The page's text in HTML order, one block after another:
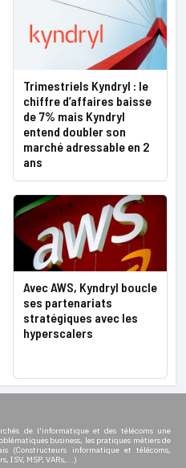
Trimestriels Kyndryl : le
chiffre d’affaires baisse
de 7% mais Kyndryl
entend doubler son
marché adressable en 2
ans
Avec AWS, Kyndryl boucle
ses partenariats
stratégiques avec les
hyperscalers
de l'informatique et des télécoms une
business, les pratiques métiers de
(Constructeurs informatique et télécoms,
ISV, MSP, VARs,...)